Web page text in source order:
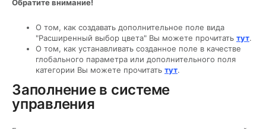
Обратите внимание!
О том, как создавать дополнительное поле вида
"Расширенный выбор цвета" Вы можете прочитать тут.
О том, как устанавливать созданное поле в качестве
глобального параметра или дополнительного поля
категории Вы можете прочитать тут.
Заполнение в системе
управления